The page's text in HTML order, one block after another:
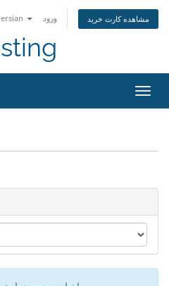
ورود مشاهده کارت خرید